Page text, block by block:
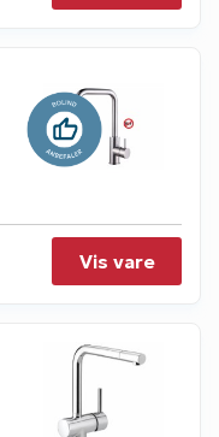
Vis vare